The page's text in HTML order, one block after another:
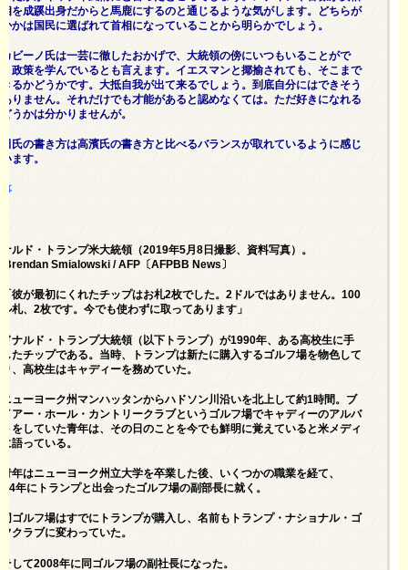
を成蹊出身だからと馬鹿にするのと通じるような気がします。どちらが
かは国民に選ばれて首相になっていることから明らかでしょう。
ビーノ氏は一芸に徹したおかげで、大統領の傍にいつもいることがで
政策を学んでいるとも言えます。イエスマンと揶揄されても、そこまで
るかどうかです。大抵自我が出て来るでしょう。到底自分にはできそう
りません。それだけでも才能があると認めなくては。ただ好きになれる
うかは分かりませんが。
氏の書き方は高濱氏の書き方と比べるバランスが取れているように感じ
ます。
ルド・トランプ米大統領（2019年5月8日撮影、資料写真）。
Smialowski / AFP〔AFPBB News 〕
彼が最初にくれたチップはお札2枚でした。2ドルではありません。100
札、2枚です。今でも使わずに取ってあります」
ナルド・トランプ大統領（以下トランプ）が1990年、ある高校生に手
たチップである。当時、トランプは新たに購入するゴルフ場を物色して
、高校生はキャディーを務めていた。
ューヨーク州マンハッタンからハドソン川沿いを北上して約1時間。ブ
アー・ホール・カントリークラブというゴルフ場でキャディーのアルバ
をしていた青年は、その日のことを今でも鮮明に覚えていると米メディ
語っている。
はニューヨーク州立大学を卒業した後、いくつかの職業を経て、
年にトランプと出会ったゴルフ場の副部長に就く。
ゴルフ場はすでにトランプが購入し、名前もトランプ・ナショナル・ゴ
クラブに変わっていた。
して2008年に同ゴルフ場の副社長になった。